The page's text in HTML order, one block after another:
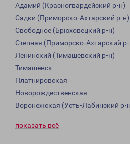
Адамий (Красногвардейский р-н)
Садки (Приморско-Ахтарский р-н)
Свободное (Брюховецкий р-н)
Степная (Приморско-Ахтарский р-
Ленинский (Тимашевский р-н)
Тимашевск
Платнировская
Новорождественская
Воронежская (Усть-Лабинский р-
показать всё